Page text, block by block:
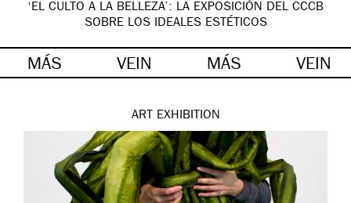
‘EL CULTO A LA BELLEZA’: LA EXPOSICIÓN DEL CCCB
SOBRE LOS IDEALES ESTÉTICOS
MÁS VEIN MÁS VEIN
ART EXHIBITION